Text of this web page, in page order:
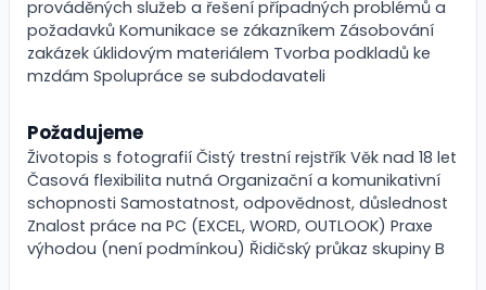
prováděných služeb a řešení případných problémů a
požadavků Komunikace se zákazníkem Zásobování
zakázek úklidovým materiálem Tvorba podkladů ke
mzdám Spolupráce se subdodavateli
Požadujeme
Životopis s fotografií Čistý trestní rejstřík Věk nad 18 let
Časová flexibilita nutná Organizační a komunikativní
schopnosti Samostatnost, odpovědnost, důslednost
Znalost práce na PC (EXCEL, WORD, OUTLOOK) Praxe
výhodou (není podmínkou) Řidičský průkaz skupiny B